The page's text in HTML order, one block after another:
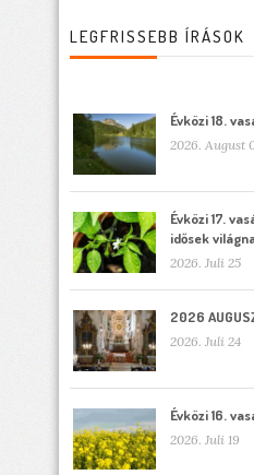
LEGFRISSEBB ÍRÁSOK
Évközi 18.
2026. August
Évközi 17.
idősek
2026. Juli 25
2026
2026. Juli 24
Évközi 16.
2026. Juli 19